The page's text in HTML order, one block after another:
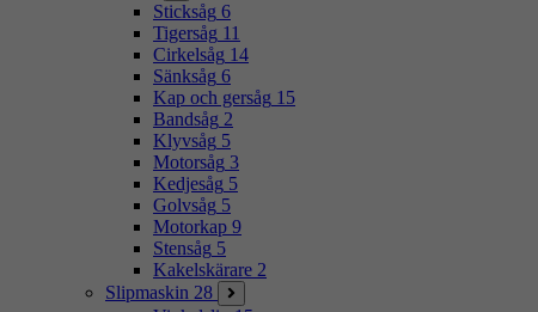
Sticksåg 6
Tigersåg 11
Cirkelsåg 14
Sänksåg 6
Kap och gersåg 15
Bandsåg 2
Klyvsåg 5
Motorsåg 3
Kedjesåg 5
Golvsåg 5
Motorkap 9
Stensåg 5
Kakelskärare 2
Slipmaskin 28